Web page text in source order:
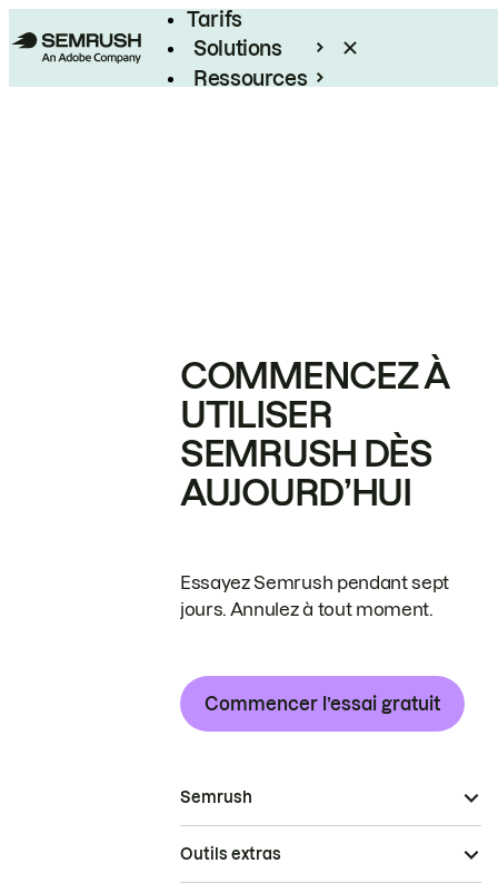
Tarifs
Solutions
Ressources
COMMENCEZ À
UTILISER
SEMRUSH DÈS
AUJOURD’HUI
Essayez Semrush pendant sept
jours. Annulez à tout moment.
Commencer l’essai gratuit
Semrush
Outils extras